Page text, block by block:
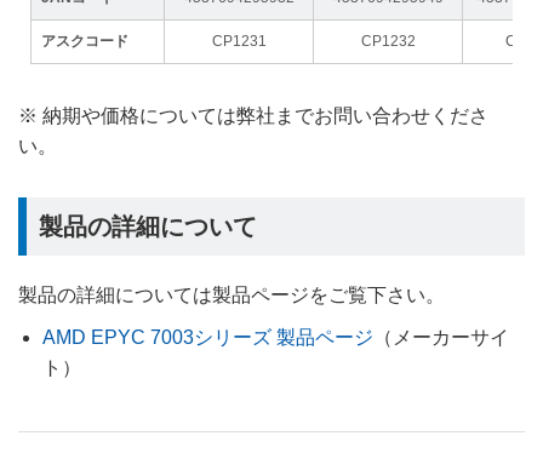
アスクコード CP1231 CP1232
※ 納期や価格については弊社までお問い合わせくださ
い。
製品の詳細について
製品の詳細については製品ページをご覧下さい。
AMD EPYC 7003シリーズ 製品ページ （メーカーサイ
ト）